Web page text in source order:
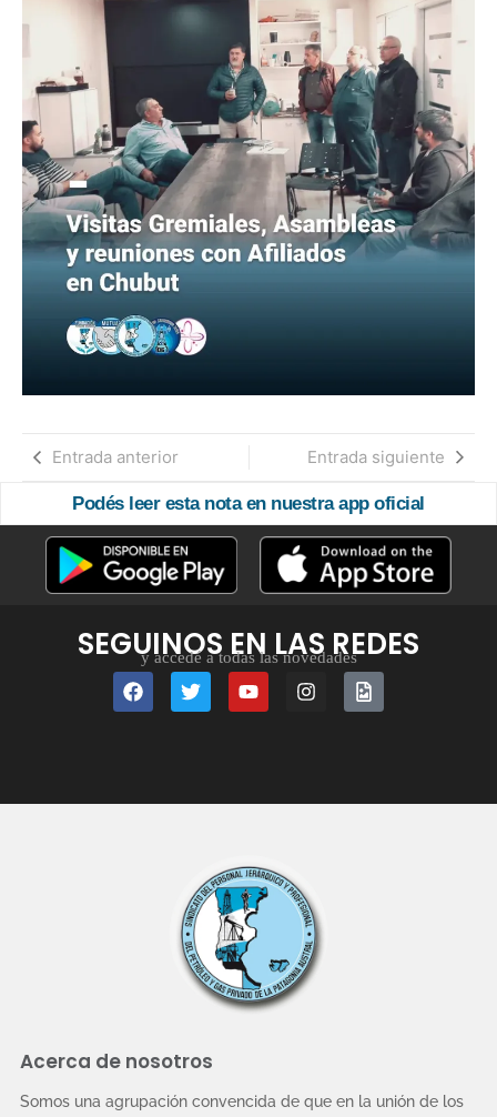
Entrada anterior Entrada siguiente
Podés leer esta nota en nuestra app oficial
SEGUINOS EN LAS REDES
y accedé a todas las novedades
Acerca de nosotros
Somos una agrupación convencida de que en la unión de los